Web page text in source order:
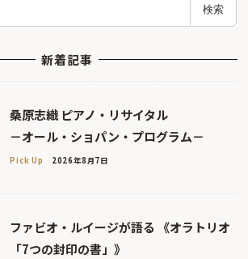
検索
新着記事
桑原志織 ピアノ・リサイタル
－オール・ショパン・プログラム－
Pick Up 2026年8月7日
ファビオ・ルイージが語る 《オラトリオ
「7つの封印の書」》